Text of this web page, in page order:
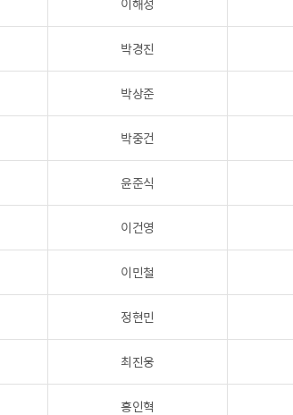
박경진
박상준
박중건
윤준식
이건영
이민철
정현민
최진웅
홍인혁